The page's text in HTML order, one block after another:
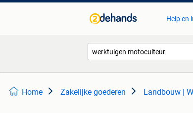
Help en
Home Zakelijke goederen Landbouw |